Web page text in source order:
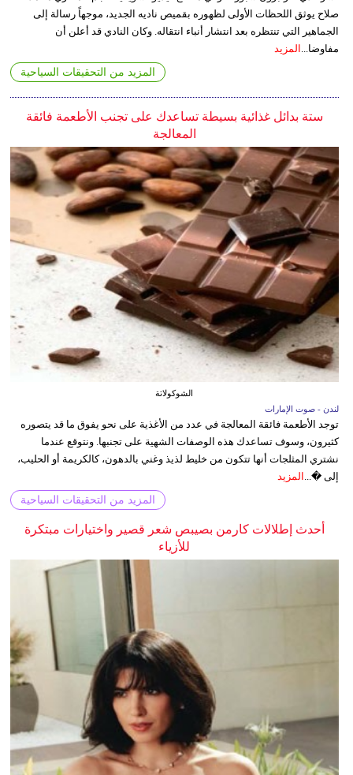
صلاح يوثق اللحظات الأولى لظهوره بقميص ناديه الجديد، موجهاً رسالة إلى
الجماهير التي تنتظره بعد انتشار أنباء انتقاله. وكان النادي قد أعلن أن
مفاوضا... المزيد
المزيد من التحقيقات السياحية
ستة بدائل غذائية بسيطة تساعدك على تجنب الأطعمة فائقة
المعالجة
الشوكولاتة
لندن - صوت الإمارات
توجد الأطعمة فائقة المعالجة في عدد من الأغذية على نحو يفوق ما قد يتصوره
كثيرون، وسوف تساعدك هذه الوصفات الشهية على تجنبها. ونتوقع عندما
نشتري المثلجات أنها تتكون من خليط لذيذ وغني بالدهون، كالكريمة أو الحليب،
إلى �... المزيد
المزيد من التحقيقات السياحية
أحدث إطلالات كارمن بصيبص شعر قصير واختيارات مبتكرة
للأزياء